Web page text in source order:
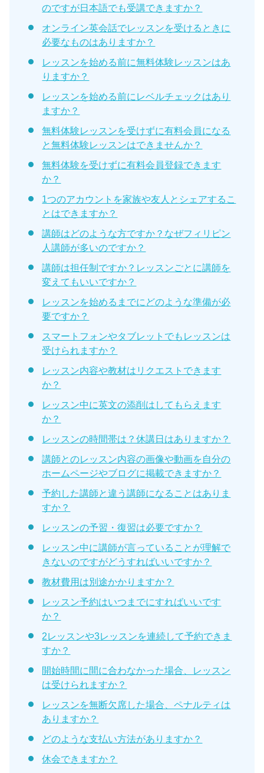
のですが日本語でも受講できますか？
オンライン英会話でレッスンを受けるときに
必要なものはありますか？
レッスンを始める前に無料体験レッスンはあ
りますか？
レッスンを始める前にレベルチェックはあり
ますか？
無料体験レッスンを受けずに有料会員になる
と無料体験レッスンはできませんか？
無料体験を受けずに有料会員登録できます
か？
1つのアカウントを家族や友人とシェアするこ
とはできますか？
講師はどのような方ですか？なぜフィリピン
人講師が多いのですか？
講師は担任制ですか？レッスンごとに講師を
変えてもいいですか？
レッスンを始めるまでにどのような準備が必
要ですか？
スマートフォンやタブレットでもレッスンは
受けられますか？
レッスン内容や教材はリクエストできます
か？
レッスン中に英文の添削はしてもらえます
か？
レッスンの時間帯は？休講日はありますか？
講師とのレッスン内容の画像や動画を自分の
ホームページやブログに掲載できますか？
予約した講師と違う講師になることはありま
すか？
レッスンの予習・復習は必要ですか？
レッスン中に講師が言っていることが理解で
きないのですがどうすればいいですか？
教材費用は別途かかりますか？
レッスン予約はいつまでにすればいいです
か？
2レッスンや3レッスンを連続して予約できま
すか？
開始時間に間に合わなかった場合、レッスン
は受けられますか？
レッスンを無断欠席した場合、ペナルティは
ありますか？
どのような支払い方法がありますか？
休会できますか？